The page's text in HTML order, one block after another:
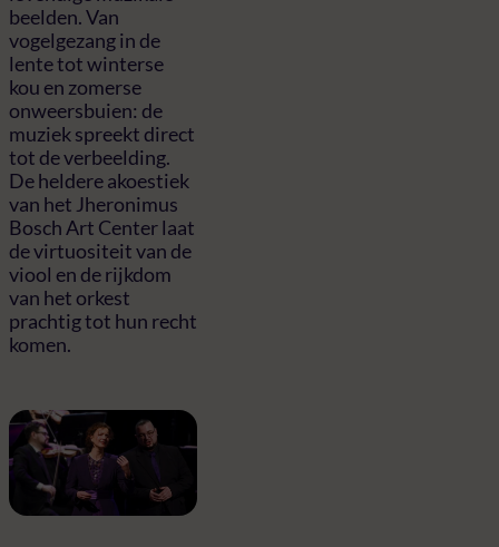
beelden. Van
vogelgezang in de
lente tot winterse
kou en zomerse
onweersbuien: de
muziek spreekt direct
tot de verbeelding.
De heldere akoestiek
van het Jheronimus
Bosch Art Center laat
de virtuositeit van de
viool en de rijkdom
van het orkest
prachtig tot hun recht
komen.